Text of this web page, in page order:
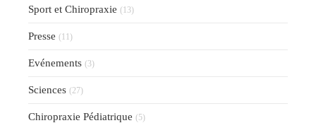
Sport et Chiropraxie (13)
Presse (11)
Evénements (3)
Sciences (27)
Chiropraxie Pédiatrique (5)